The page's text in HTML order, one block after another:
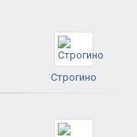
Строгино